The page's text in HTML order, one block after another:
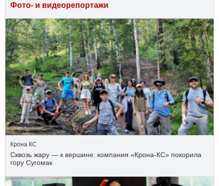
Фото- и видеорепортажи
Крона КС
Сквозь жару — к вершине: компания «Крона‑КС» покорила
гору Сугомак